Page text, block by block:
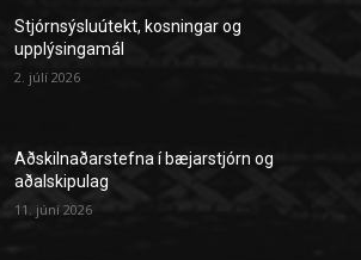
Stjórnsýsluútekt, kosningar og
upplýsingamál
2. júlí 2026
Aðskilnaðarstefna í bæjarstjórn og
aðalskipulag
11. júní 2026